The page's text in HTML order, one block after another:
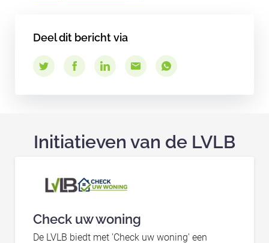
Deel dit bericht via
Initiatieven van de LVLB
Check uw woning
De LVLB biedt met 'Check uw woning' een